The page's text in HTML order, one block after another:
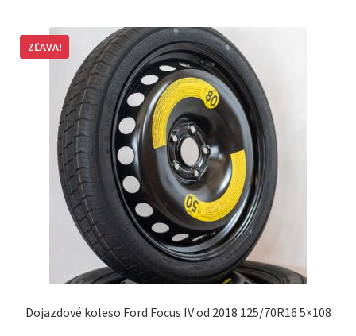
Dojazdové koleso Ford Focus IV od 2018 125/70R16 5×108
ZĽAVA!